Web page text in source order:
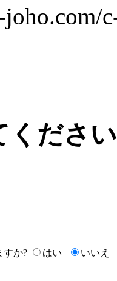
ください
すか?
はい いいえ